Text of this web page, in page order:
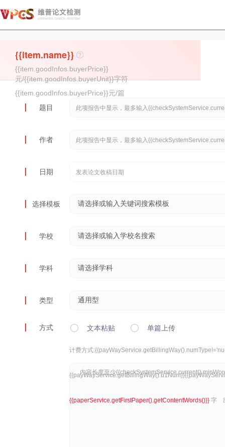
{{item.name}}
{{item.goodInfos.buyerPrice}}
元/{{item.goodInfos.buyerUnit}}字符
{{item.goodInfos.buyerPrice}}元/篇
题目
作者
日期
选择模板
学校
学科
类型
方式 文本粘贴 单篇上传
计费方式:
{{paperService.getFirstPaper().getContentWords()}} 字